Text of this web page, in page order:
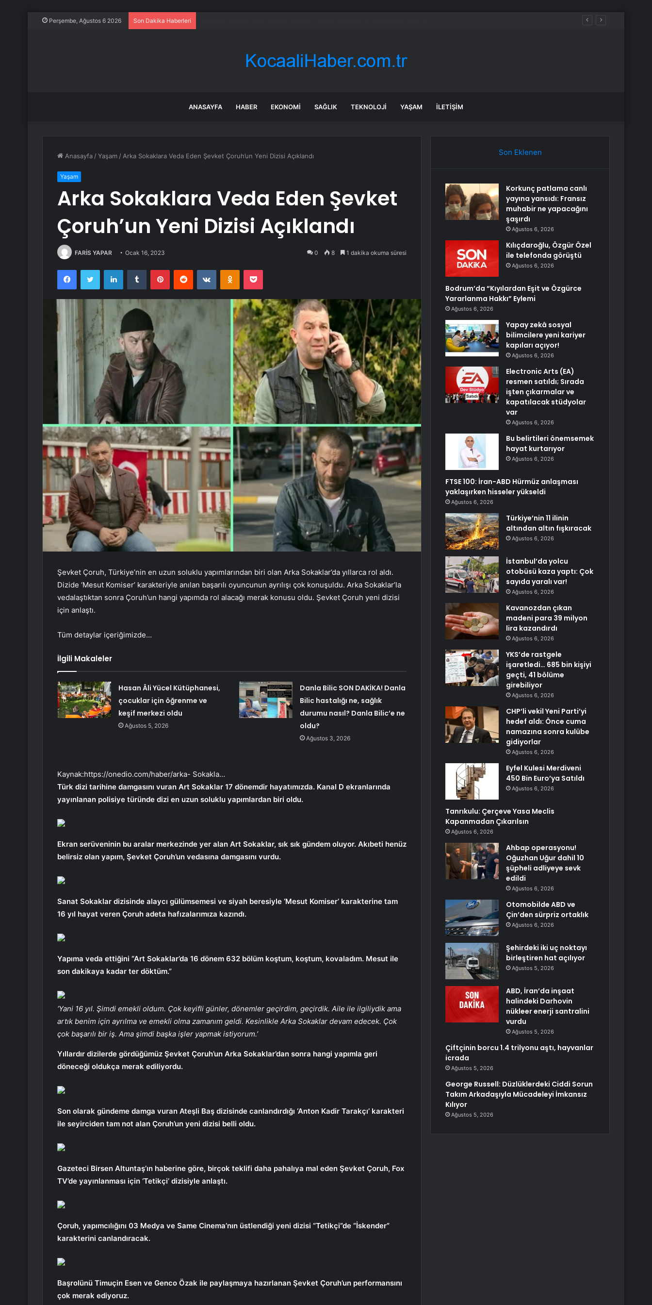
Perşembe, Ağustos 6 2026 Son Dakika Haberleri
ANASAYFA HABER EKONOMI SAĞLIK TEKNOLOJI YAŞAM İLETIŞIM
Anasayfa /Yaşam / Arka Sokaklara Veda Eden Şevket Çoruh’un Yeni Dizisi Açıklandı
Yaşam
Arka Sokaklara Veda Eden Şevket
Çoruh’un Yeni Dizisi Açıklandı
FARİS YAPAR Ocak 16, 2023 0 8 1 dakika okuma süresi
FacebookTwitter LinkedInTumblr PinterestReddit VKontakteOdnoklassniki
Pocket
Şevket Çoruh, Türkiye’nin en uzun soluklu yapımlarından biri olan Arka Sokaklar’da yıllarca rol aldı.
Dizide ‘Mesut Komiser’ karakteriyle anılan başarılı oyuncunun ayrılışı çok konuşuldu. Arka Sokaklar’la
vedalaştıktan sonra Çoruh’un hangi yapımda rol alacağı merak konusu oldu. Şevket Çoruh yeni dizisi
için anlaştı.
Tüm detaylar içeriğimizde…
İlgili Makaleler
Hasan Âli Yücel Kütüphanesi,
çocuklar için öğrenme ve
keşif merkezi oldu
Ağustos 5, 2026
Danla Bilic SON DAKİKA! Danla
Bilic hastalığı ne, sağlık
durumu nasıl? Danla Bilic’e ne
oldu?
Ağustos 3, 2026
Kaynak:https://onedio.com/haber/arka- Sokakla…
Türk dizi tarihine damgasını vuran Art Sokaklar 17 dönemdir hayatımızda. Kanal D ekranlarında
yayınlanan polisiye türünde dizi en uzun soluklu yapımlardan biri oldu.
Ekran serüveninin bu aralar merkezinde yer alan Art Sokaklar, sık sık gündem oluyor. Akıbeti henüz
belirsiz olan yapım, Şevket Çoruh’un vedasına damgasını vurdu.
Sanat Sokaklar dizisinde alaycı gülümsemesi ve siyah beresiyle ‘Mesut Komiser’ karakterine tam
16 yıl hayat veren Çoruh adeta hafızalarımıza kazındı.
Yapıma veda ettiğini “Art Sokaklar’da 16 dönem 632 bölüm koştum, koştum, kovaladım. Mesut ile
son dakikaya kadar ter döktüm.”
‘Yani 16 yıl. Şimdi emekli oldum. Çok keyifli günler, dönemler geçirdim, geçirdik. Aile ile ilgiliydik ama
artık benim için ayrılma ve emekli olma zamanım geldi. Kesinlikle Arka Sokaklar devam edecek. Çok
çok başarılı bir iş. Ama şimdi başka işler yapmak istiyorum.’
Yıllardır dizilerde gördüğümüz Şevket Çoruh’un Arka Sokaklar’dan sonra hangi yapımla geri
döneceği oldukça merak ediliyordu.
Son olarak gündeme damga vuran Ateşli Baş dizisinde canlandırdığı ‘Anton Kadir Tarakçı’ karakteri
ile seyirciden tam not alan Çoruh’un yeni dizisi belli oldu.
Gazeteci Birsen Altuntaş’ın haberine göre, birçok teklifi daha pahalıya mal eden Şevket Çoruh, Fox
TV’de yayınlanması için ‘Tetikçi’ dizisiyle anlaştı.
Çoruh, yapımcılığını 03 Medya ve Same Cinema’nın üstlendiği yeni dizisi “Tetikçi”de “İskender”
karakterini canlandıracak.
Başrolünü Timuçin Esen ve Genco Özak ile paylaşmaya hazırlanan Şevket Çoruh’un performansını
çok merak ediyoruz.
Son Eklenen
Korkunç patlama canlı
yayına yansıdı: Fransız
muhabir ne yapacağını
şaşırdı
Ağustos 6, 2026
Kılıçdaroğlu, Özgür Özel
ile telefonda görüştü
Ağustos 6, 2026
Bodrum’da “Kıyılardan Eşit ve Özgürce
Yararlanma Hakkı” Eylemi
Ağustos 6, 2026
Yapay zekâ sosyal
bilimcilere yeni kariyer
kapıları açıyor!
Ağustos 6, 2026
Electronic Arts (EA)
resmen satıldı; Sırada
işten çıkarmalar ve
kapatılacak stüdyolar
var
Ağustos 6, 2026
Bu belirtileri önemsemek
hayat kurtarıyor
Ağustos 6, 2026
FTSE 100: İran-ABD Hürmüz anlaşması
yaklaşırken hisseler yükseldi
Ağustos 6, 2026
Türkiye’nin 11 ilinin
altından altın fışkıracak
Ağustos 6, 2026
İstanbul’da yolcu
otobüsü kaza yaptı: Çok
sayıda yaralı var!
Ağustos 6, 2026
Kavanozdan çıkan
madeni para 39 milyon
lira kazandırdı
Ağustos 6, 2026
YKS’de rastgele
işaretledi… 685 bin kişiyi
geçti, 41 bölüme
girebiliyor
Ağustos 6, 2026
CHP’li vekil Yeni Parti’yi
hedef aldı: Önce cuma
namazına sonra kulübe
gidiyorlar
Ağustos 6, 2026
Eyfel Kulesi Merdiveni
450 Bin Euro’ya Satıldı
Ağustos 6, 2026
Tanrıkulu: Çerçeve Yasa Meclis
Kapanmadan Çıkarılsın
Ağustos 6, 2026
Ahbap operasyonu!
Oğuzhan Uğur dahil 10
şüpheli adliyeye sevk
edildi
Ağustos 6, 2026
Otomobilde ABD ve
Çin’den sürpriz ortaklık
Ağustos 6, 2026
Şehirdeki iki uç noktayı
birleştiren hat açılıyor
Ağustos 5, 2026
ABD, İran’da inşaat
halindeki Darhovin
nükleer enerji santralini
vurdu
Ağustos 5, 2026
Çiftçinin borcu 1.4 trilyonu aştı, hayvanlar
icrada
Ağustos 5, 2026
George Russell: Düzlüklerdeki Ciddi Sorun
Takım Arkadaşıyla Mücadeleyi İmkansız
Kılıyor
Ağustos 5, 2026